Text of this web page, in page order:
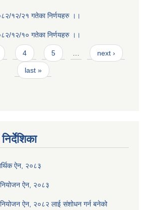
१२/२१ गतेका निर्णयहरु ।।
१२/१० गतेका निर्णयहरु ।।
4 5 … next ›
last »
ऐन, २०८३
ऐन, २०८३
ऐन, २०८२ लाई संशोधन गर्न बनेको